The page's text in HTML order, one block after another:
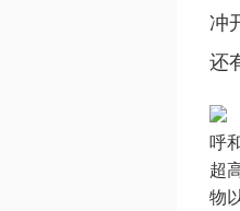
冲
还
呼
超
物